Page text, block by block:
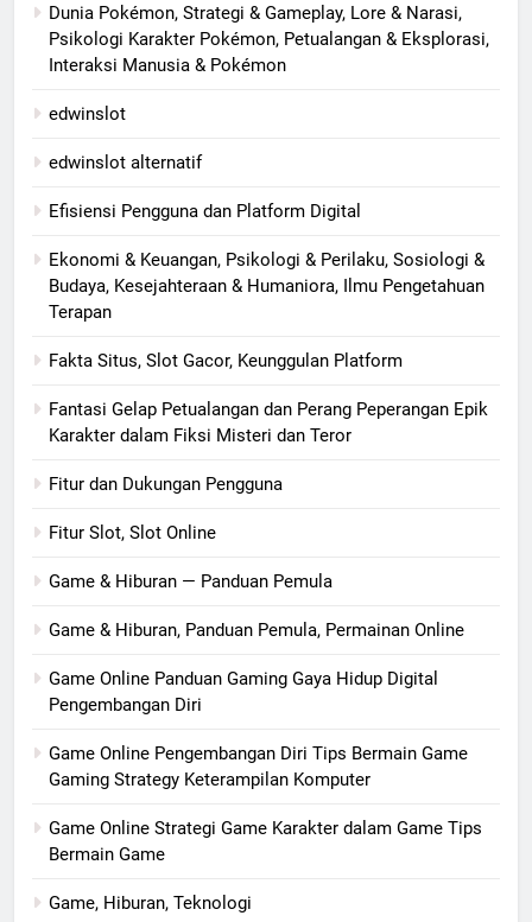
Dunia Pokémon, Strategi & Gameplay, Lore & Narasi,
Psikologi Karakter Pokémon, Petualangan & Eksplorasi,
Interaksi Manusia & Pokémon
edwinslot
edwinslot alternatif
Efisiensi Pengguna dan Platform Digital
Ekonomi & Keuangan, Psikologi & Perilaku, Sosiologi &
Budaya, Kesejahteraan & Humaniora, Ilmu Pengetahuan
Terapan
Fakta Situs, Slot Gacor, Keunggulan Platform
Fantasi Gelap Petualangan dan Perang Peperangan Epik
Karakter dalam Fiksi Misteri dan Teror
Fitur dan Dukungan Pengguna
Fitur Slot, Slot Online
Game & Hiburan — Panduan Pemula
Game & Hiburan, Panduan Pemula, Permainan Online
Game Online Panduan Gaming Gaya Hidup Digital
Pengembangan Diri
Game Online Pengembangan Diri Tips Bermain Game
Gaming Strategy Keterampilan Komputer
Game Online Strategi Game Karakter dalam Game Tips
Bermain Game
Game, Hiburan, Teknologi